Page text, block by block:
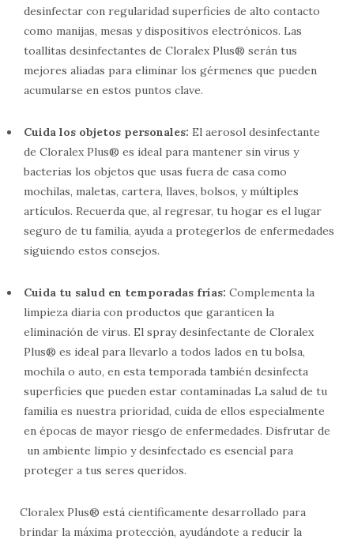
desinfectar con regularidad superficies de alto contacto
como manijas, mesas y dispositivos electrónicos. Las
toallitas desinfectantes de Cloralex Plus® serán tus
mejores aliadas para eliminar los gérmenes que pueden
acumularse en estos puntos clave.
Cuida los objetos personales: El aerosol desinfectante
de Cloralex Plus® es ideal para mantener sin virus y
bacterias los objetos que usas fuera de casa como
mochilas, maletas, cartera, llaves, bolsos, y múltiples
artículos. Recuerda que, al regresar, tu hogar es el lugar
seguro de tu familia, ayuda a protegerlos de enfermedades
siguiendo estos consejos.
Cuida tu salud en temporadas frías: Complementa la
limpieza diaria con productos que garanticen la
eliminación de virus. El spray desinfectante de Cloralex
Plus® es ideal para llevarlo a todos lados en tu bolsa,
mochila o auto, en esta temporada también desinfecta
superficies que pueden estar contaminadas La salud de tu
familia es nuestra prioridad, cuida de ellos especialmente
en épocas de mayor riesgo de enfermedades. Disfrutar de
un ambiente limpio y desinfectado es esencial para
proteger a tus seres queridos.
Cloralex Plus® está científicamente desarrollado para
brindar la máxima protección, ayudándote a reducir la